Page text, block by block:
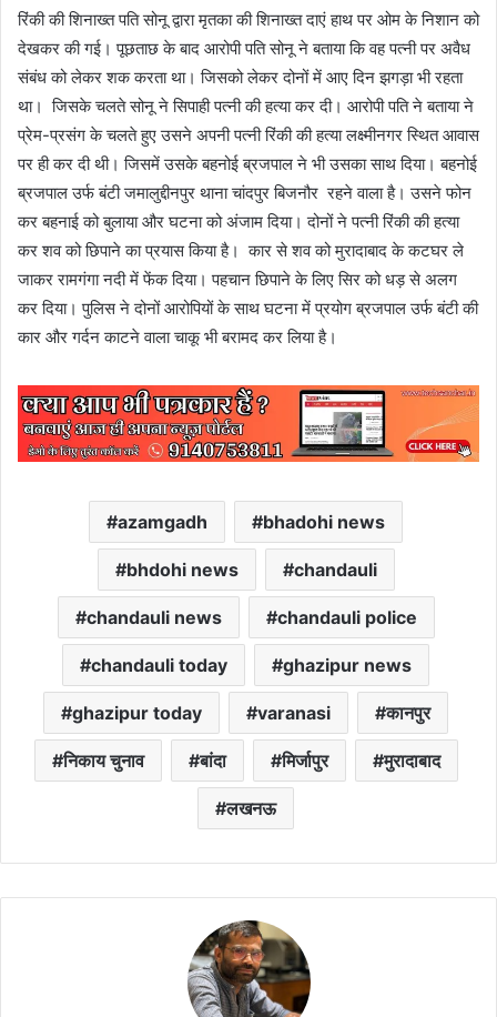
रिंकी की शिनाख्त पति सोनू द्वारा मृतका की शिनाख्त दाएं हाथ पर ओम के निशान को
देखकर की गई। पूछताछ के बाद आरोपी पति सोनू ने बताया कि वह पत्नी पर अवैध
संबंध को लेकर शक करता था। जिसको लेकर दोनों में आए दिन झगड़ा भी रहता
था। जिसके चलते सोनू ने सिपाही पत्नी की हत्या कर दी। आरोपी पति ने बताया ने
प्रेम-प्रसंग के चलते हुए उसने अपनी पत्नी रिंकी की हत्या लक्ष्मीनगर स्थित आवास
पर ही कर दी थी। जिसमें उसके बहनोई ब्रजपाल ने भी उसका साथ दिया। बहनोई
ब्रजपाल उर्फ बंटी जमालुद्दीनपुर थाना चांदपुर बिजनौर रहने वाला है। उसने फोन
कर बहनाई को बुलाया और घटना को अंजाम दिया। दोनों ने पत्नी रिंकी की हत्या
कर शव को छिपाने का प्रयास किया है। कार से शव को मुरादाबाद के कटघर ले
जाकर रामगंगा नदी में फेंक दिया। पहचान छिपाने के लिए सिर को धड़ से अलग
कर दिया। पुलिस ने दोनों आरोपियों के साथ घटना में प्रयोग ब्रजपाल उर्फ बंटी की
कार और गर्दन काटने वाला चाकू भी बरामद कर लिया है।
azamgadh bhadohi news
bhdohi news chandauli
chandauli news chandauli police
chandauli today ghazipur news
ghazipur today varanasi कानपुर
निकाय चुनाव बांदा मिर्जापुर मुरादाबाद
लखनऊ